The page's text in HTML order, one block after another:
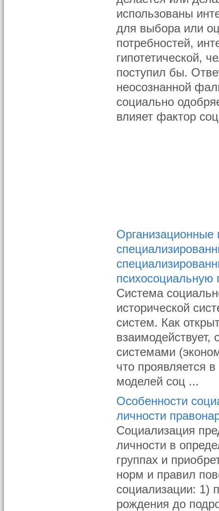
использованы
для выбора или
потребностей,
гипотетической,
поступил бы.
неосознанной
социально
влияет фактор
Организационные
Система
исторической
систем. Как
системами
что проявляется
моделей соц ...
Особенности
личности
Социализация
личности в
группах и
норм и правил
социализации: 1)
рождения до